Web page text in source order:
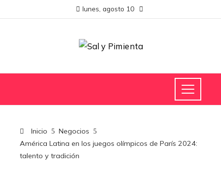
lunes, agosto 10
Inicio
Negocios
América Latina en los juegos olímpicos de París 2024:
talento y tradición